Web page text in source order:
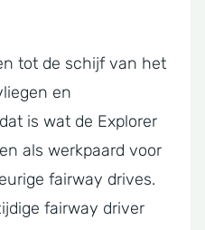
tot de schijf van het
en
is wat de Explorer
als werkpaard voor
fairway drives.
fairway driver